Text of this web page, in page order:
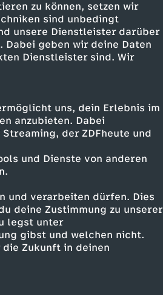
zu können, setzen wir
sind unbedingt
unsere Dienstleister darüber
geben wir deine Daten
Dienstleister sind. Wir
uns, dein Erlebnis im
anzubieten. Dabei
der ZDFheute und
und Dienste von anderen
und verarbeiten dürfen. Dies
deine Zustimmung zu unserer
legst unter
gibst und welchen nicht.
Zukunft in deinen